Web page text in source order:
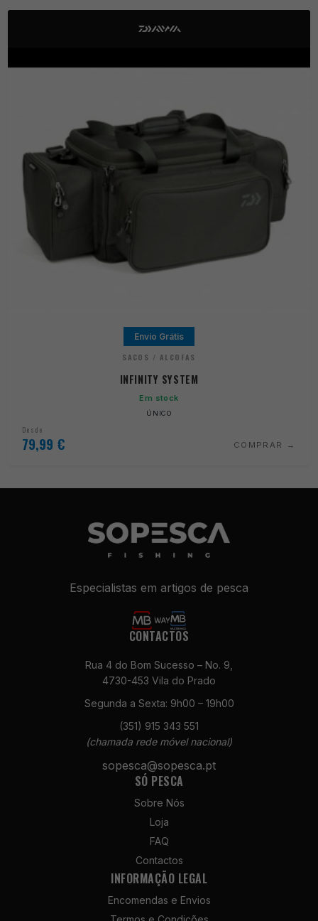
Envio Grátis
SACOS / ALCOFAS
INFINITY SYSTEM
Em stock
ÚNICO
Desde
79,99 € COMPRAR
Especialistas em artigos de pesca
CONTACTOS
Rua 4 do Bom Sucesso – No. 9,
4730-453 Vila do Prado
Segunda a Sexta: 9h00 – 19h00
(351) 915 343 551
(chamada rede móvel nacional)
sopesca@sopesca.pt
SÓ PESCA
Sobre Nós
Loja
FAQ
Contactos
INFORMAÇÃO LEGAL
Encomendas e Envios
Necessários
Estes cookies
opcionais. São
necessários
funcionamento
Estatísticas
possamos
melhorar a